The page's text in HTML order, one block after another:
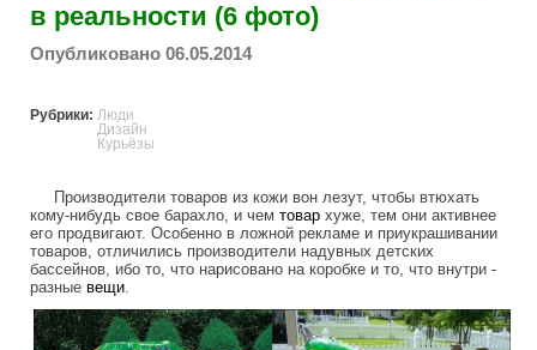
в реальности (6 фото)
Опубликовано 06.05.2014
Рубрики: Люди
Дизайн
Курьёзы
Производители товаров из кожи вон лезут, чтобы втюхать
кому-нибудь свое барахло, и чем товар хуже, тем они активнее
его продвигают. Особенно в ложной рекламе и приукрашивании
товаров, отличились производители надувных детских
бассейнов, ибо то, что нарисовано на коробке и то, что внутри -
разные вещи.